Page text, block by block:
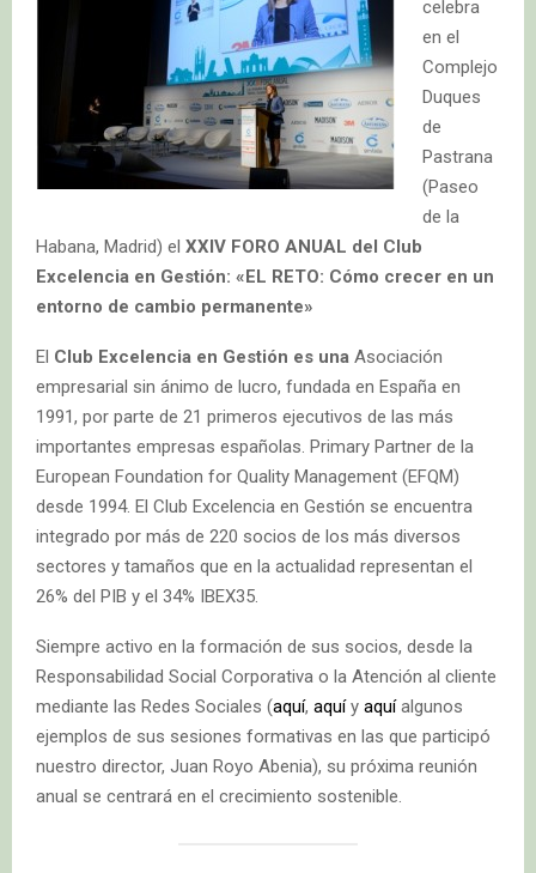
celebra
en el
Complejo
Duques
de
Pastrana
(Paseo
de la
Habana, Madrid) el XXIV FORO ANUAL del Club
Excelencia en Gestión: «EL RETO: Cómo crecer en un
entorno de cambio permanente»
El Club Excelencia en Gestión es una Asociación
empresarial sin ánimo de lucro, fundada en España en
1991, por parte de 21 primeros ejecutivos de las más
importantes empresas españolas. Primary Partner de la
European Foundation for Quality Management (EFQM)
desde 1994. El Club Excelencia en Gestión se encuentra
integrado por más de 220 socios de los más diversos
sectores y tamaños que en la actualidad representan el
26% del PIB y el 34% IBEX35.
Siempre activo en la formación de sus socios, desde la
Responsabilidad Social Corporativa o la Atención al cliente
mediante las Redes Sociales (aquí, aquíy aquíalgunos
ejemplos de sus sesiones formativas en las que participó
nuestro director, Juan Royo Abenia), su próxima reunión
anual se centrará en el crecimiento sostenible.